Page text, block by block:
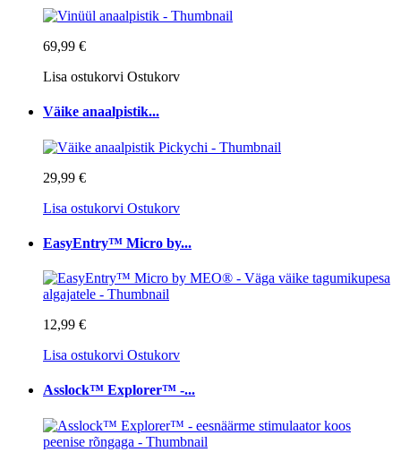
69,99 €
Lisa ostukorvi Ostukorv
Väike anaalpistik...
29,99 €
Lisa ostukorvi Ostukorv
EasyEntry™ Micro by...
12,99 €
Lisa ostukorvi Ostukorv
Asslock™ Explorer™ -...